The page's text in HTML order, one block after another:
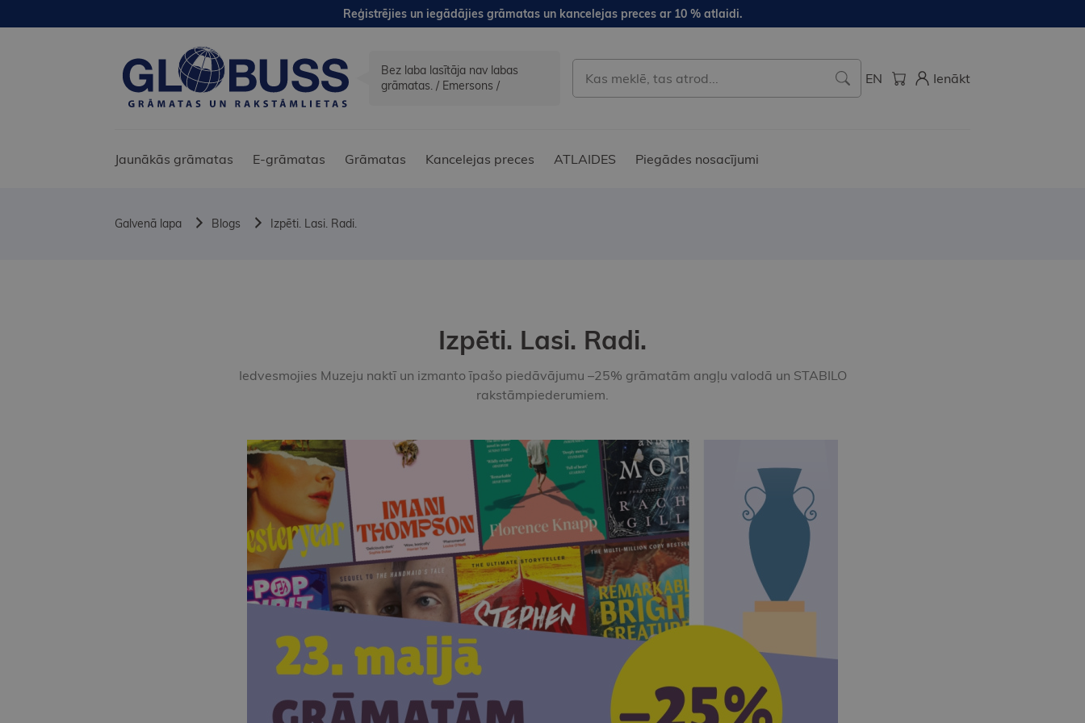
Reģistrējies un iegādājies grāmatas un kancelejas preces ar 10 % atlaidi.
Bez laba lasītāja nav labas
grāmatas. / Emersons /
EN Ienākt
Jaunākās grāmatas E-grāmatas Grāmatas Kancelejas preces ATLAIDES Piegādes nosacījumi
Galvenā lapa Blogs Izpēti. Lasi. Radi.
Izpēti. Lasi. Radi.
Iedvesmojies Muzeju naktī un izmanto īpašo piedāvājumu –25% grāmatām angļu valodā un STABILO
rakstāmpiederumiem.